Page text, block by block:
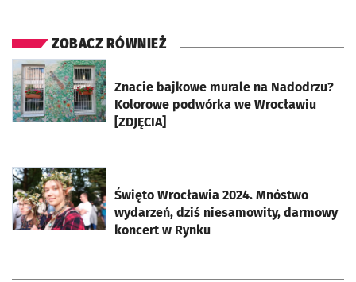
ZOBACZ RÓWNIEŻ
Znacie bajkowe murale na Nadodrzu?
Kolorowe podwórka we Wrocławiu
[ZDJĘCIA]
otworzy się w nowej karcie
Święto Wrocławia 2024. Mnóstwo
wydarzeń, dziś niesamowity, darmowy
koncert w Rynku
otworzy się w nowej karcie